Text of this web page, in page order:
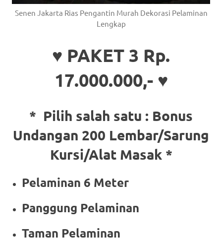
Senen Jakarta Rias Pengantin Murah Dekorasi Pelaminan
Lengkap
♥ PAKET 3 Rp.
17.000.000,- ♥
* Pilih salah satu : Bonus
Undangan 200 Lembar/Sarung
Kursi/Alat Masak *
Pelaminan 6 Meter
Panggung Pelaminan
Taman Pelaminan